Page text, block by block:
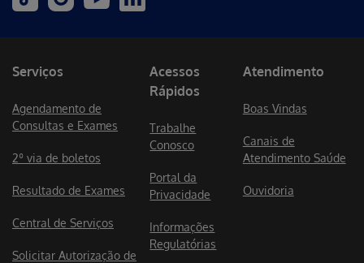
Serviços
Agendamento de
Consultas e Exames
2º via de boletos
Resultado de Exames
Central de Serviços
Solicitar Autorização de
Acessos
Rápidos
Trabalhe
Conosco
Portal da
Privacidade
Informações
Regulatórias
Atendimento
Boas Vindas
Canais de
Atendimento Saúde
Ouvidoria